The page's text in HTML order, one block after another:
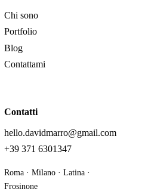
Chi sono
Portfolio
Blog
Contattami
Contatti
hello.davidmarro@gmail.com
+39 371 6301347
Roma · Milano · Latina ·
Frosinone